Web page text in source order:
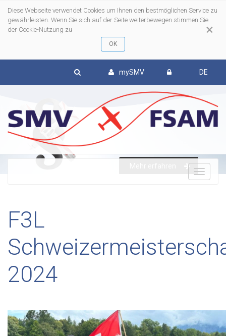
×
Diese Webseite verwendet Cookies um Ihnen den bestmöglichen Service zu
gewährleisten. Wenn Sie sich auf der Seite weiterbewegen stimmen Sie
der Cookie-Nutzung zu
mySMV DE
F3L
2024